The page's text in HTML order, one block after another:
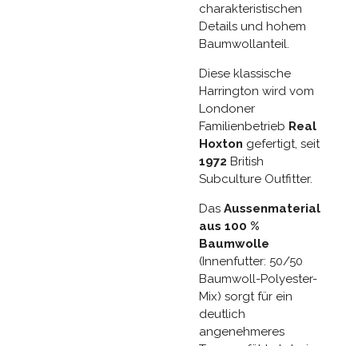
charakteristischen
Details und hohem
Baumwollanteil.
Diese klassische
Harrington wird vom
Londoner
Familienbetrieb Real
Hoxton gefertigt, seit
1972 British
Subculture Outfitter.
Das Aussenmaterial
aus 100 %
Baumwolle
(Innenfutter: 50/50
Baumwoll-Polyester-
Mix) sorgt für ein
deutlich
angenehmeres